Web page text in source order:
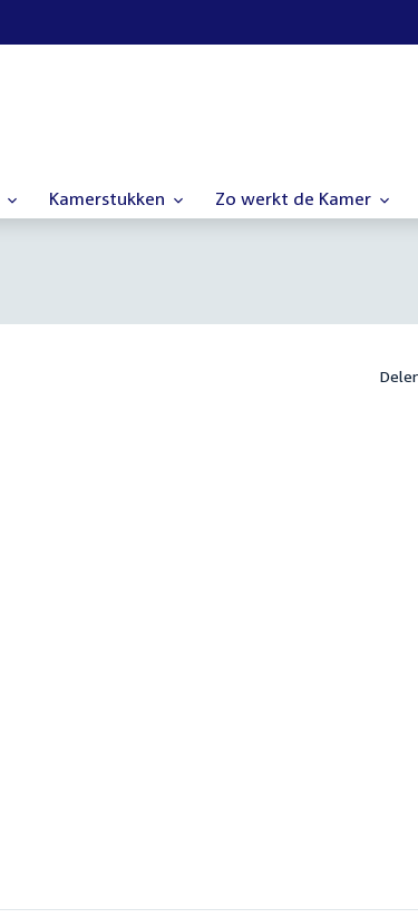
Kamerstukken Zo werkt de Kamer